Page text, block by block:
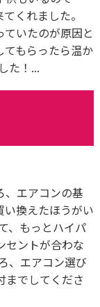
くれました。
いたのが原因と
てもらったら温か
た！...
、エアコンの基
換えたほうがい
、もっとハイパ
セントが合わな
、エアコン選び
までしてくださ